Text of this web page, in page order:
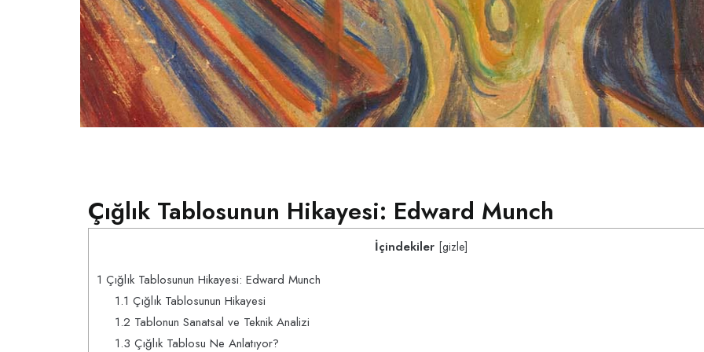
Çığlık Tablosunun Hikayesi: Edward Munch
İçindekiler [gizle]
1 Çığlık Tablosunun Hikayesi: Edward Munch
1.1 Çığlık Tablosunun Hikayesi
1.2 Tablonun Sanatsal ve Teknik Analizi
1.3 Çığlık Tablosu Ne Anlatıyor?